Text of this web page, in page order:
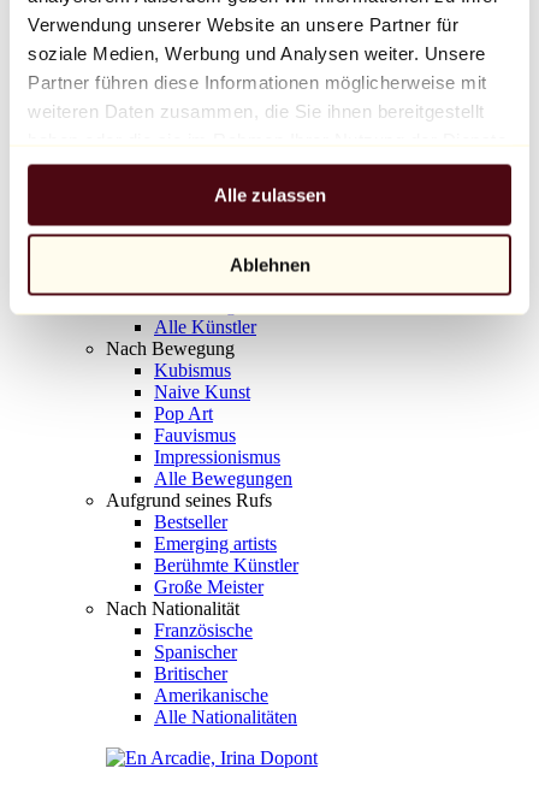
Verwendung unserer Website an unsere Partner für
soziale Medien, Werbung und Analysen weiter. Unsere
Partner führen diese Informationen möglicherweise mit
weiteren Daten zusammen, die Sie ihnen bereitgestellt
gesammelt haben.
Alle zulassen
Ablehnen
Balloon Dog (Orange)
Jeff Koons
10.000 €
Entdecken
Alle Bildhauer
Alle Fotografen
Alle Künstler
Nach Bewegung
Kubismus
Naive Kunst
Pop Art
Fauvismus
Impressionismus
Alle Bewegungen
Aufgrund seines Rufs
Bestseller
Emerging artists
Berühmte Künstler
Große Meister
Nach Nationalität
Französische
Spanischer
Britischer
Amerikanische
Alle Nationalitäten